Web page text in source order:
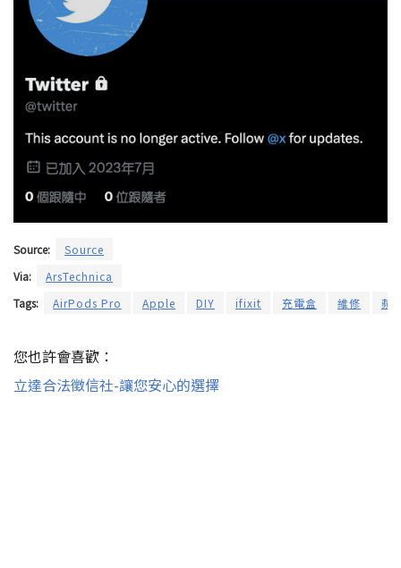
Source:
Source
Via:
ArsTechnica
Tags:
AirPods Pro Apple DIY ifixit 充電盒 維修 蘋
您也許會喜歡：
立達合法徵信社-讓您安心的選擇